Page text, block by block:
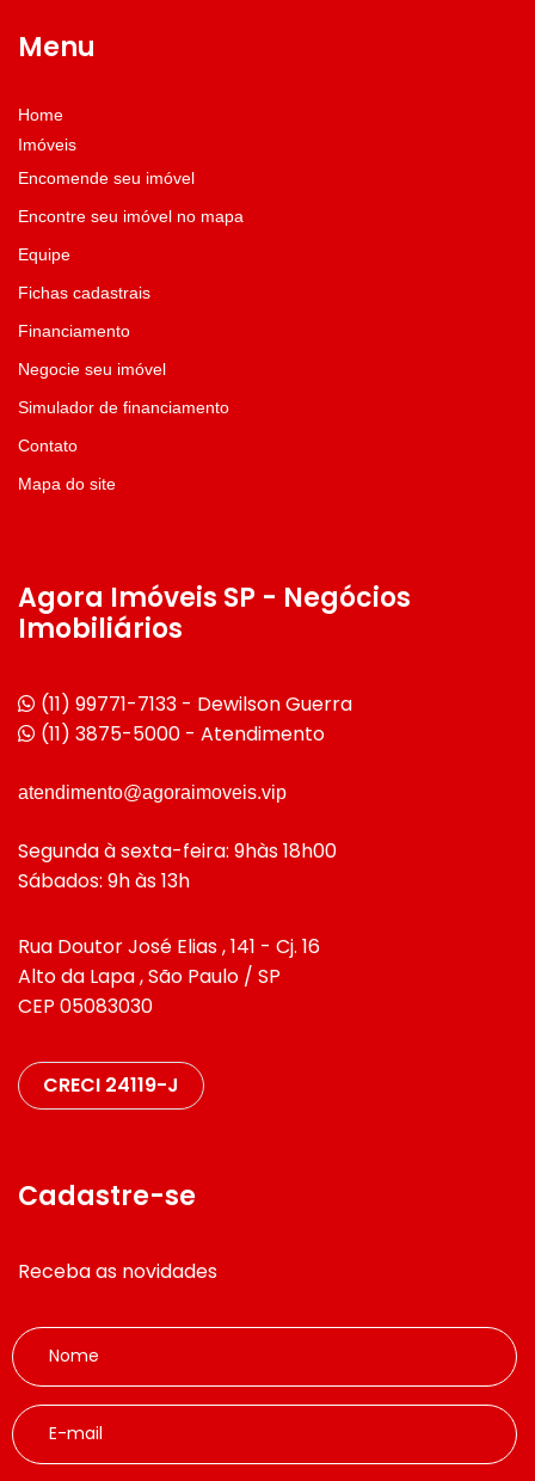
Menu
Home
Imóveis
Encomende seu imóvel
Encontre seu imóvel no mapa
Equipe
Fichas cadastrais
Financiamento
Negocie seu imóvel
Simulador de financiamento
Contato
Mapa do site
Agora Imóveis SP - Negócios
Imobiliários
(11) 99771-7133 - Dewilson Guerra
(11) 3875-5000 - Atendimento
atendimento@agoraimoveis.vip
Segunda à sexta-feira: 9hàs 18h00
Sábados: 9h às 13h
Rua Doutor José Elias , 141 - Cj. 16
Alto da Lapa , São Paulo / SP
CEP 05083030
CRECI 24119-J
Cadastre-se
Receba as novidades